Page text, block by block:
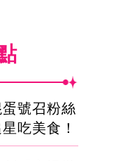
號召粉絲
吃美食！